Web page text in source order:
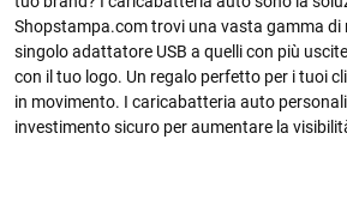
Shopstampa.com trovi una vasta gamma di
singolo adattatore USB a quelli con più
con il tuo logo. Un regalo perfetto per i tuoi
in movimento. I caricabatteria auto
investimento sicuro per aumentare la